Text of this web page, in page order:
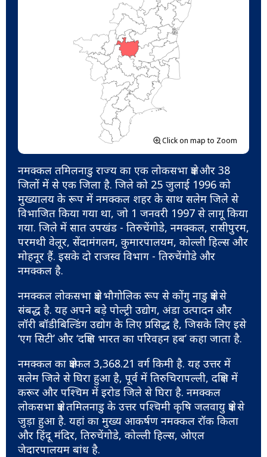
Click on map to Zoom
नमक्कल तमिलनाडु राज्य का एक लोकसभा क्षेत्र और 38
जिलों में से एक जिला है. जिले को 25 जुलाई 1996 को
मुख्यालय के रूप में नमक्कल शहर के साथ सलेम जिले से
विभाजित किया गया था, जो 1 जनवरी 1997 से लागू किया
गया. जिले में सात उपखंड - तिरुचेंगोडे, नमक्कल, रासीपुरम,
परमथी वेलूर, सेंदामंगलम, कुमारपालयम, कोल्ली हिल्स और
मोहनूर हैं. इसके दो राजस्व विभाग - तिरुचेंगोडे और
नमक्कल है.
नमक्कल लोकसभा क्षेत्र भौगोलिक रूप से कोंगु नाडु क्षेत्र से
संबद्ध है. यह अपने बड़े पोल्ट्री उद्योग, अंडा उत्पादन और
लॉरी बॉडीबिल्डिंग उद्योग के लिए प्रसिद्ध है, जिसके लिए इसे
‘एग सिटी’ और ‘दक्षिण भारत का परिवहन हब’ कहा जाता है.
नमक्कल का क्षेत्रफल 3,368.21 वर्ग किमी है. यह उत्तर में
सलेम जिले से घिरा हुआ है, पूर्व में तिरुचिरापल्ली, दक्षिण में
करूर और पश्चिम में इरोड जिले से घिरा है. नमक्कल
लोकसभा क्षेत्र तमिलनाडु के उत्तर पश्चिमी कृषि जलवायु क्षेत्र से
जुड़ा हुआ है. यहां का मुख्य आकर्षण नमक्कल रॉक किला
और हिंदू मंदिर, तिरुचेंगोडे, कोल्ली हिल्स, ओएल
जेदारपालयम बांध है.